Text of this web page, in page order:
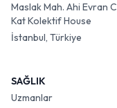
Maslak Mah. Ahi Evran
Kat Kolektif House
İstanbul, Türkiye
SAĞLIK
Uzmanlar